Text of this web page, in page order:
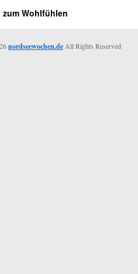
Wohlfühlen
nordseewochen.de All Rights Reserved